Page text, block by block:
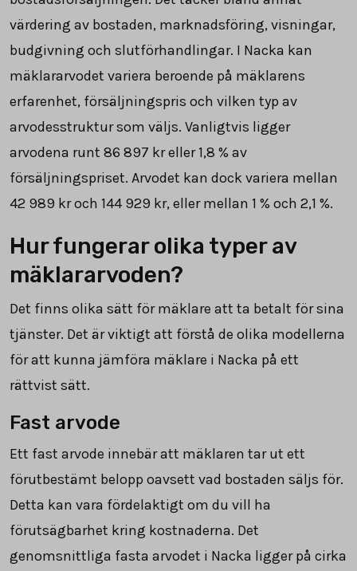
värdering av bostaden, marknadsföring, visningar,
budgivning och slutförhandlingar. I Nacka kan
mäklararvodet variera beroende på mäklarens
erfarenhet, försäljningspris och vilken typ av
arvodesstruktur som väljs. Vanligtvis ligger
arvodena runt 86 897 kr eller1,8 % av
försäljningspriset. Arvodet kan dock variera mellan
42 989 kr och 144 929 kr, eller mellan 1 % och 2,1 %.
Hur fungerar olika typer av
mäklararvoden?
Det finns olika sätt för mäklare att ta betalt för sina
tjänster. Det är viktigt att förstå de olika modellerna
för att kunna jämföra mäklare i Nacka på ett
rättvist sätt.
Fast arvode
Ett fast arvode innebär att mäklaren tar ut ett
förutbestämt belopp oavsett vad bostaden säljs för.
Detta kan vara fördelaktigt om du vill ha
förutsägbarhet kring kostnaderna. Det
genomsnittliga fasta arvodet i Nacka ligger på cirka